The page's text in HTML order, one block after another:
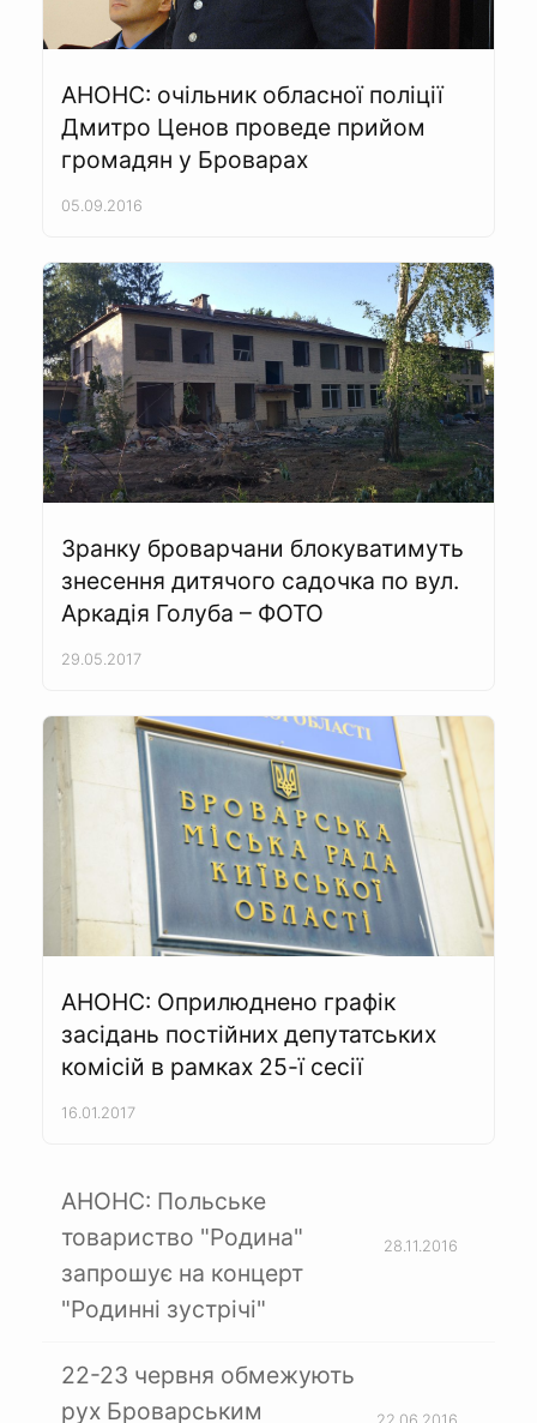
АНОНС: очільник обласної поліції
Дмитро Ценов проведе прийом
громадян у Броварах
05.09.2016
Зранку броварчани блокуватимуть
знесення дитячого садочка по вул.
Аркадія Голуба – ФОТО
29.05.2017
АНОНС: Оприлюднено графік
засідань постійних депутатських
комісій в рамках 25-ї сесії
16.01.2017
АНОНС: Польське
товариство "Родина"
запрошує на концерт
"Родинні зустрічі"
28.11.2016
22-23 червня обмежують
рух Броварським